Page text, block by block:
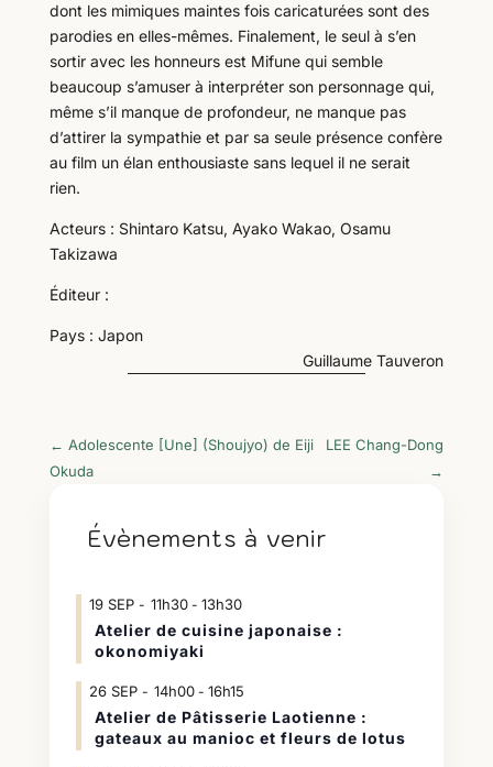
dont les mimiques maintes fois caricaturées sont des
parodies en elles-mêmes. Finalement, le seul à s’en
sortir avec les honneurs est Mifune qui semble
beaucoup s’amuser à interpréter son personnage qui,
même s’il manque de profondeur, ne manque pas
d’attirer la sympathie et par sa seule présence confère
au film un élan enthousiaste sans lequel il ne serait
rien.
Acteurs : Shintaro Katsu, Ayako Wakao, Osamu
Takizawa
Éditeur :
Pays : Japon
Guillaume Tauveron
← Adolescente [Une] (Shoujyo) de Eiji
Okuda
LEE Chang-Dong
→
Évènements à venir
19 SEP 11h30- 13h30
Atelier de cuisine japonaise :
okonomiyaki
26 SEP 14h00- 16h15
Atelier de Pâtisserie Laotienne :
gateaux au manioc et fleurs de lotus